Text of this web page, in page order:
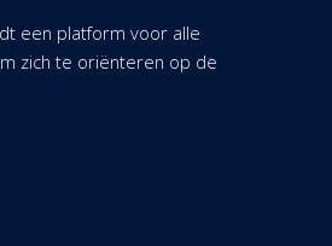
een platform voor alle
zich te oriënteren op de